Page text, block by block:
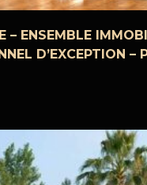
– ENSEMBLE
D’EXCEPTION –